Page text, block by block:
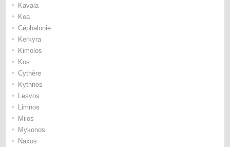
• Kavala
• Kea
• Céphalonie
• Kerkyra
• Kimolos
• Kos
• Cythère
• Kythnos
• Lesvos
• Limnos
• Milos
• Mykonos
• Naxos